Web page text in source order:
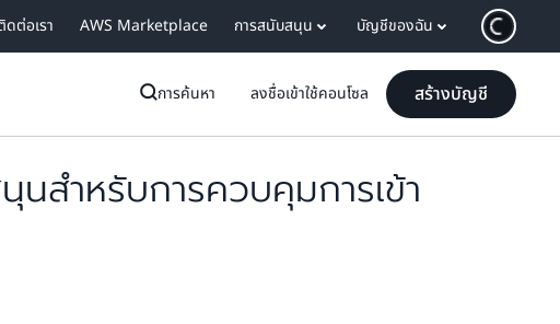
ดต่อเรา AWS Marketplace การสนับสนุน บัญชีของฉัน
การค้นหา ลงชื่อเข้าใช้คอนโซล สร้างบัญชี
สำหรับการควบคุมการเข้า